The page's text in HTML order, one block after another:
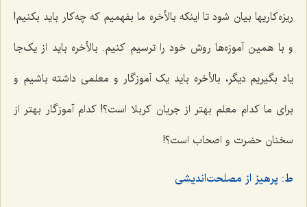
ریزه‌کاریها بیان شود تا اینکه بالأخره ما بفهمیم که چه‌کار باید بکنیم!
و با همین آموزه‌ها روش خود را ترسیم کنیم. بالأخره باید از یک‌جا
یاد بگیریم دیگر، بالأخره باید یک آموزگار و معلمی داشته باشیم و
برای ما کدام معلم بهتر از جریان کربلا است؟! کدام آموزگار بهتر از
سخنان حضرت و اصحاب است؟!
ط: پرهیز از مصلحت‌اندیشی